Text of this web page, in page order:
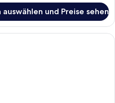
auswählen und Preise sehen
Ein Hotelzimmer mit einem großen